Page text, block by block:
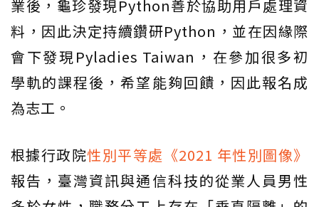
業後，龜珍發現Python善於協助用戶處理資
料，因此決定持續鑽研Python，並在因緣際
會下發現Pyladies Taiwan，在參加很多初
學軌的課程後，希望能夠回饋，因此報名成
為志工。
根據行政院性別平等處《2021 年性別圖像》
報告，臺灣資訊與通信科技的從業人員男性